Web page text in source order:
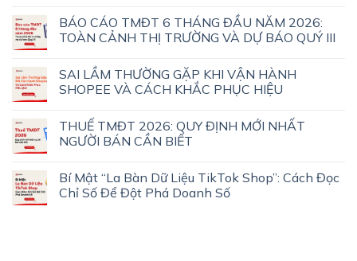
BÁO CÁO TMĐT 6 THÁNG ĐẦU NĂM 2026:
TOÀN CẢNH THỊ TRƯỜNG VÀ DỰ BÁO QUÝ III
SAI LẦM THƯỜNG GẶP KHI VẬN HÀNH
SHOPEE VÀ CÁCH KHẮC PHỤC HIỆU
THUẾ TMĐT 2026: QUY ĐỊNH MỚI NHẤT
NGƯỜI BÁN CẦN BIẾT
Bí Mật “La Bàn Dữ Liệu TikTok Shop”: Cách Đọc
Chỉ Số Để Đột Phá Doanh Số